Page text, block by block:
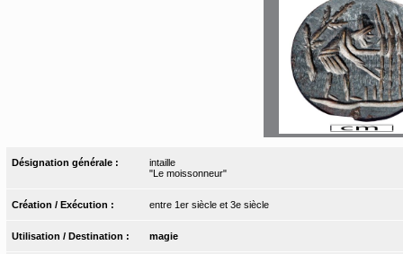
Désignation générale :
intaille
"Le moissonneur"
Création / Exécution : entre 1er siècle et 3e siècle
Utilisation / Destination : magie